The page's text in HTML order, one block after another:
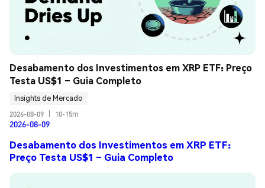
Desabamento dos Investimentos em XRP ETF: Preço
Testa US$1 – Guia Completo
Insights de Mercado
2026-08-09
10-15m
2026-08-09
Desabamento dos Investimentos em XRP ETF:
Preço Testa US$1 – Guia Completo